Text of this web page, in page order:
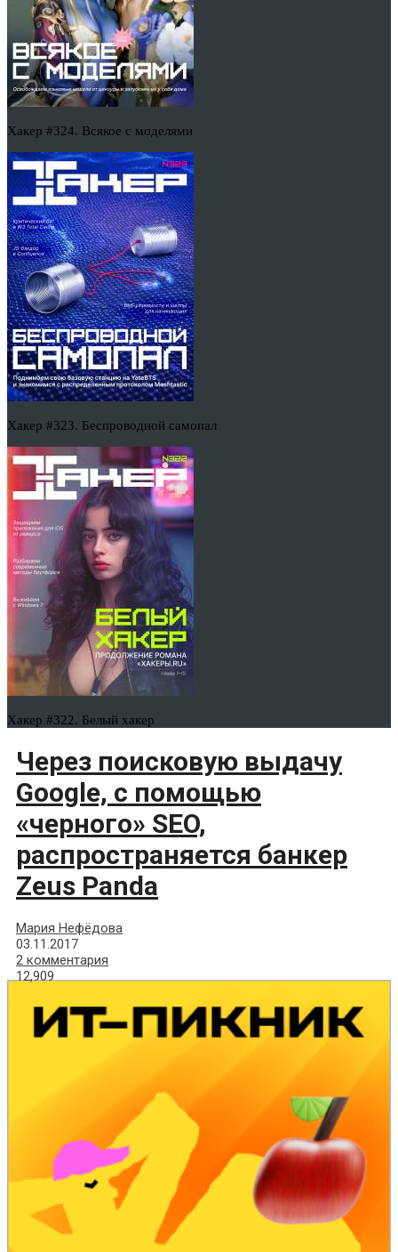
Хакер #324. Всякое с моделями
Хакер #323. Беспроводной самопал
Хакер #322. Белый хакер
Через поисковую выдачу
Google, с помощью
«черного» SEO,
распространяется банкер
Zeus Panda
Мария Нефёдова
03.11.2017
2 комментария
12,909